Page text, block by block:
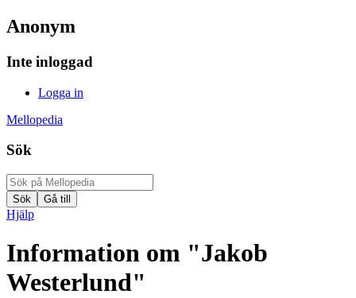
Anonym
Inte inloggad
Logga in
Mellopedia
Sök
Hjälp
Information om "Jakob
Westerlund"